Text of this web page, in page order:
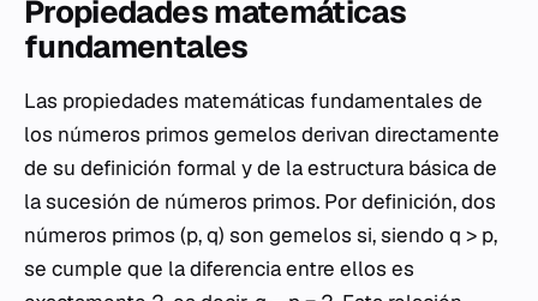
Propiedades matemáticas
fundamentales
Las propiedades matemáticas fundamentales de
los números primos gemelos derivan directamente
de su definición formal y de la estructura básica de
la sucesión de números primos. Por definición, dos
números primos (p, q) son gemelos si, siendo q > p,
se cumple que la diferencia entre ellos es